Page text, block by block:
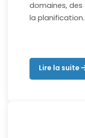
domaines,
la
Lire la suite